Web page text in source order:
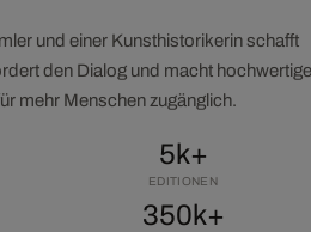
und einer Kunsthistorikerin schafft
den Dialog und macht hochwertige
mehr Menschen zugänglich.
5k+
EDITIONEN
350k+